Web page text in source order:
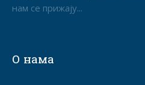
нам се прижају...
О нама